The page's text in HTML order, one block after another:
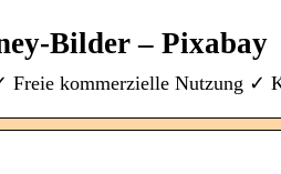
Bilder – Pixabay
kommerzielle Nutzung ✓